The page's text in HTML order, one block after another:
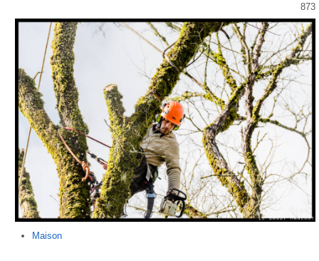
873
Maison